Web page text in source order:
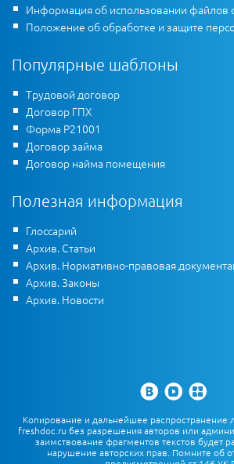
Информация об использовании файлов
Положение об обработке и защите
Популярные шаблоны
Трудовой договор
Договор ГПХ
Форма Р21001
Договор займа
Договор найма помещения
Полезная информация
Глоссарий
Архив. Статьи
Архив. Нормативно-правовая
Архив. Законы
Архив. Новости
Копирование и дальнейшее распространение
freshdoc.ru без разрешения авторов или
заимствование фрагментов текстов будет
нарушение авторских прав. Помните об